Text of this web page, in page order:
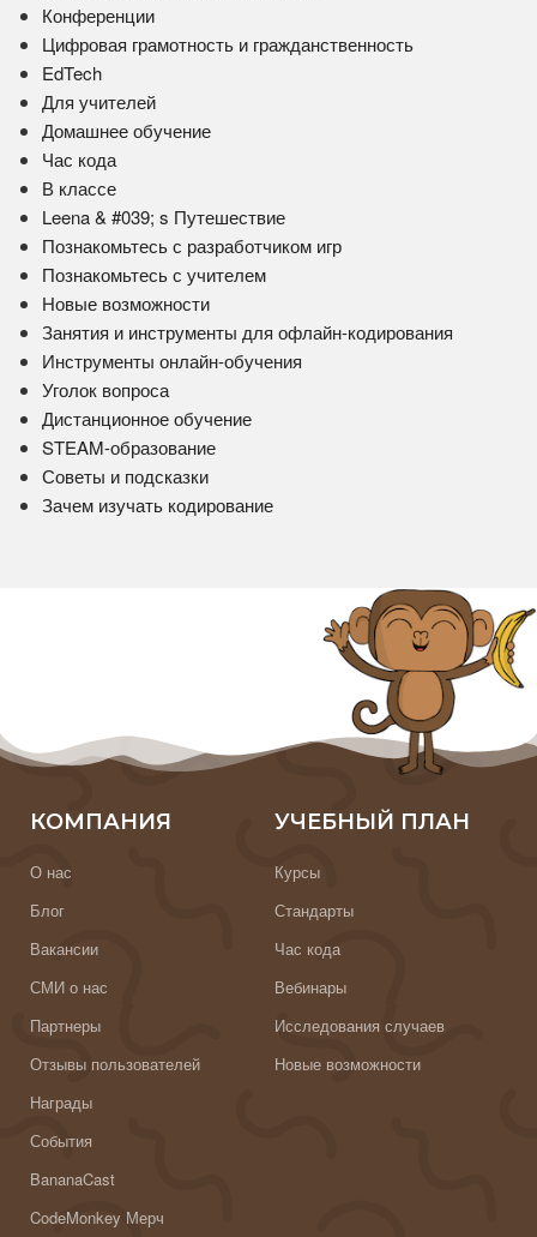
Конференции
Цифровая грамотность и гражданственность
EdTech
Для учителей
Домашнее обучение
Час кода
В классе
Leena & #039; s Путешествие
Познакомьтесь с разработчиком игр
Познакомьтесь с учителем
Новые возможности
Занятия и инструменты для офлайн-кодирования
Инструменты онлайн-обучения
Уголок вопроса
Дистанционное обучение
STEAM-образование
Советы и подсказки
Зачем изучать кодирование
КОМПАНИЯ
О нас
Блог
Вакансии
СМИ о нас
Партнеры
Отзывы пользователей
Награды
События
BananaCast
CodeMonkey Мерч
УЧЕБНЫЙ ПЛАН
Курсы
Стандарты
Час кода
Вебинары
Исследования случаев
Новые возможности